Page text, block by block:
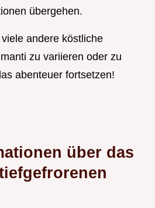
übergehen.
andere köstliche
zu variieren oder zu
abenteuer fortsetzen!
über das